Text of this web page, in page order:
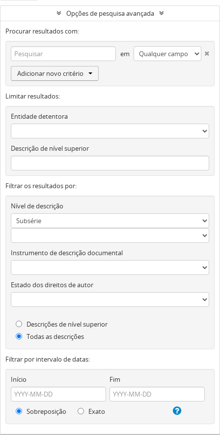
Opções de pesquisa avançada
Procurar resultados com:
em
Adicionar novo critério
Limitar resultados:
Entidade detentora
Descrição de nível superior
Filtrar os resultados por:
Nível de descrição
Instrumento de descrição documental
Estado dos direitos de autor
Descrições de nível superior
Todas as descrições
Filtrar por intervalo de datas:
Início Fim
Sobreposição Exato